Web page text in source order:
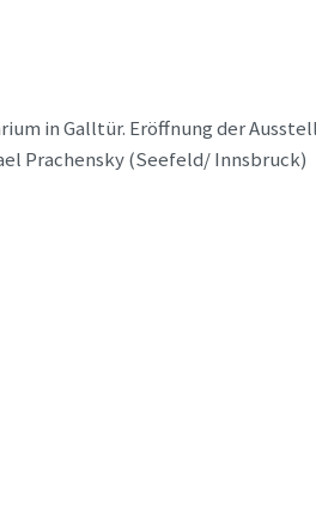
in Galltür. Eröffnung der
Prachensky (Seefeld/ Innsbruck)